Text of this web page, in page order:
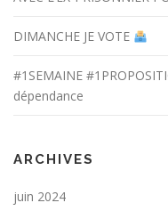
DIMANCHE JE VOTE
#1SEMAINE
dépendance
ARCHIVES
juin 2024